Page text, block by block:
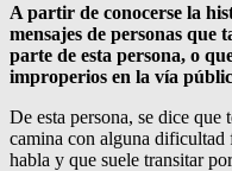
A partir de conocerse la
mensajes de personas
parte de esta persona, o
improperios en la vía
De esta persona, se dice
camina con alguna dificultad
habla y que suele transitar